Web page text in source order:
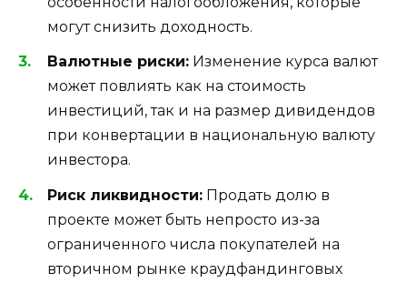
могут снизить доходность.
Валютные риски: Изменение курса валют
может повлиять как на стоимость
инвестиций, так и на размер дивидендов
при конвертации в национальную валюту
инвестора.
Риск ликвидности: Продать долю в
проекте может быть непросто из-за
ограниченного числа покупателей на
вторичном рынке краудфандинговых